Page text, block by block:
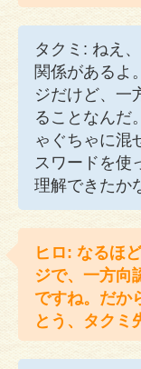
タクミ: ねえ
関係があるよ
ジだけど、一
ることなんだ
ゃぐちゃに混
スワードを使
理解できたか
ヒロ: なるほ
ジで、一方向
ですね。だか
とう、タクミ